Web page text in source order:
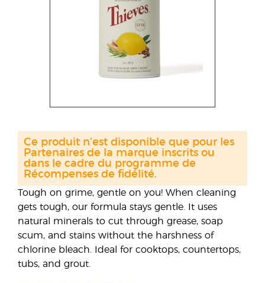
Tough on grime, gentle on you! When cleaning
gets tough, our formula stays gentle. It uses
natural minerals to cut through grease, soap
scum, and stains without the harshness of
chlorine bleach. Ideal for cooktops, countertops,
tubs, and grout.
Ce produit n'est disponible que pour les
Partenaires de la marque inscrits ou
dans le cadre du programme de
Récompenses de fidélité.